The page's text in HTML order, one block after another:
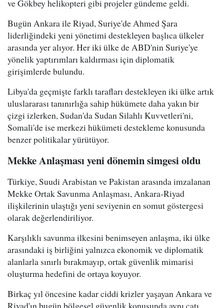
ve Gökbey helikopteri gibi projeler gündeme geldi.
Bugün Ankara ile Riyad, Suriye'de Ahmed Şara
liderliğindeki yeni yönetimi destekleyen başlıca ülkeler
arasında yer alıyor. Her iki ülke de ABD'nin Suriye'ye
yönelik yaptırımları kaldırması için diplomatik
girişimlerde bulundu.
Libya'da geçmişte farklı tarafları destekleyen iki ülke artık
uluslararası tanınırlığa sahip hükümete daha yakın bir
çizgi izlerken, Sudan'da Sudan Silahlı Kuvvetleri'ni,
Somali'de ise merkezi hükümeti destekleme konusunda
benzer politikalar yürütüyor.
Mekke Anlaşması yeni dönemin simgesi oldu
Türkiye, Suudi Arabistan ve Pakistan arasında imzalanan
Mekke Ortak Savunma Anlaşması, Ankara-Riyad
ilişkilerinin ulaştığı yeni seviyenin en somut göstergesi
olarak değerlendiriliyor.
Karşılıklı savunma ilkesini benimseyen anlaşma, iki ülke
arasındaki iş birliğini yalnızca ekonomik ve diplomatik
alanlarla sınırlı bırakmayıp, ortak güvenlik mimarisi
oluşturma hedefini de ortaya koyuyor.
Birkaç yıl öncesine kadar ciddi krizler yaşayan Ankara ve
Riyad'ın bugün bölgesel güvenlik konusunda aynı çatı